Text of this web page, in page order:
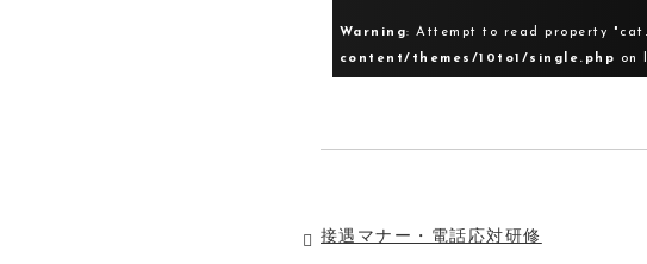
Warning: Attempt to read property
content/themes/10to1/single.php
on
接遇マナー・電話応対研修